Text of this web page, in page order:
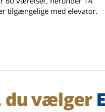
tilgængelige med elevator.
du vælger